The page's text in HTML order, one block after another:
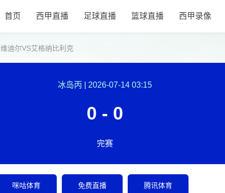
首页 西甲直播 足球直播 篮球直播 西甲录像
维迪尔VS艾格纳比利克
冰岛丙 2026-07-14 03:15
0 - 0
完赛
咪咕体育 免费直播 腾讯体育